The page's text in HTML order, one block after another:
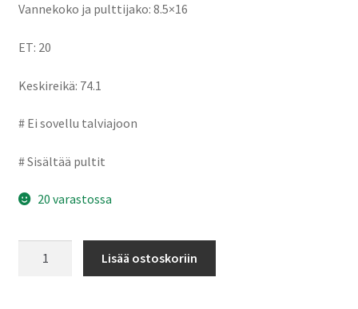
Vannekoko ja pulttijako: 8.5×16
ET: 20
Keskireikä: 74.1
# Ei sovellu talviajoon
# Sisältää pultit
20 varastossa
Lisää ostoskoriin